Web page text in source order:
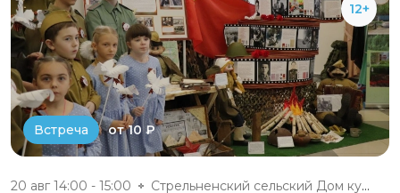
12+
Встреча от 10 ₽
20 авг 14:00 - 15:00 Стрельненский сельский Дом кул...